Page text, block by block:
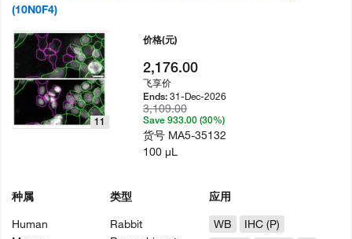
(10N0F4)
11
种属
Human
类型
Rabbit
应用
WB
IHC (P)
价格(元)
2,176.00
飞享价
Ends:31-Dec-2026
3,109.00
Save 933.00 (30%)
货号 MA5-35132
100 µL